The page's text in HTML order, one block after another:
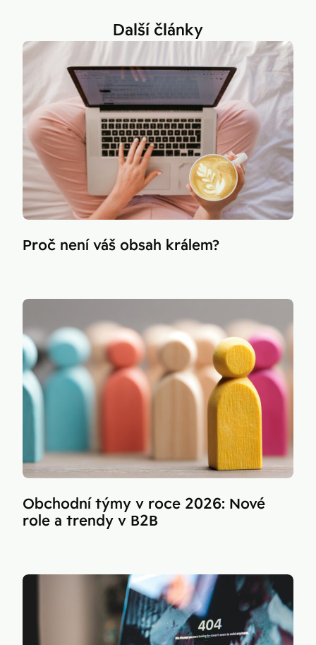
Další články
Proč není váš obsah králem?
Obchodní týmy v roce 2026: Nové
role a trendy v B2B